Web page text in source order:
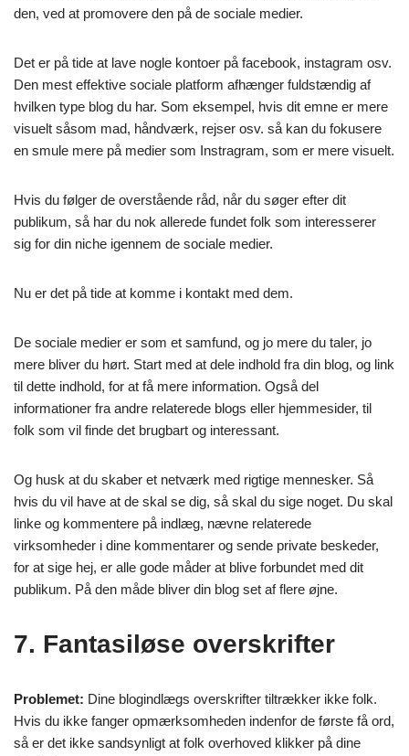
den, ved at promovere den på de sociale medier.
Det er på tide at lave nogle kontoer på facebook, instagram osv.
Den mest effektive sociale platform afhænger fuldstændig af
hvilken type blog du har. Som eksempel, hvis dit emne er mere
visuelt såsom mad, håndværk, rejser osv. så kan du fokusere
en smule mere på medier som Instragram, som er mere visuelt.
Hvis du følger de overstående råd, når du søger efter dit
publikum, så har du nok allerede fundet folk som interesserer
sig for din niche igennem de sociale medier.
Nu er det på tide at komme i kontakt med dem.
De sociale medier er som et samfund, og jo mere du taler, jo
mere bliver du hørt. Start med at dele indhold fra din blog, og link
til dette indhold, for at få mere information. Også del
informationer fra andre relaterede blogs eller hjemmesider, til
folk som vil finde det brugbart og interessant.
Og husk at du skaber et netværk med rigtige mennesker. Så
hvis du vil have at de skal se dig, så skal du sige noget. Du skal
linke og kommentere på indlæg, nævne relaterede
virksomheder i dine kommentarer og sende private beskeder,
for at sige hej, er alle gode måder at blive forbundet med dit
publikum. På den måde bliver din blog set af flere øjne.
7. Fantasiløse overskrifter
Problemet: Dine blogindlægs overskrifter tiltrækker ikke folk.
Hvis du ikke fanger opmærksomheden indenfor de første få ord,
så er det ikke sandsynligt at folk overhoved klikker på dine